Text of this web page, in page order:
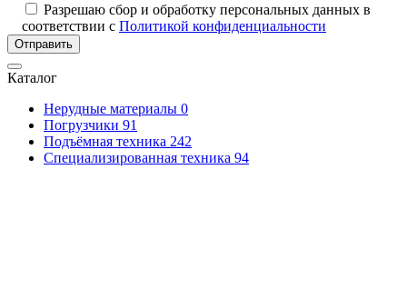
Разрешаю сбор и обработку персональных данных в
соответствии с Политикой конфиденциальности
Отправить
Каталог
Нерудные материалы 0
Погрузчики 91
Подъёмная техника 242
Специализированная техника 94